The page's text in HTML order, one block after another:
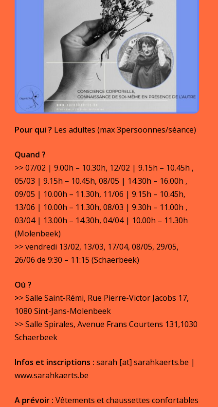
Pour qui ? Les adultes (max 3persoonnes/séance)
Quand ?
>> 07/02 | 9.00h – 10.30h, 12/02 | 9.15h – 10.45h ,
05/03 | 9.15h – 10.45h, 08/05 | 14.30h – 16.00h ,
09/05 | 10.00h – 11.30h, 11/06 | 9.15h – 10.45h,
13/06 | 10.00h – 11.30h, 08/03 | 9.30h – 11.00h ,
03/04 | 13.00h – 14.30h, 04/04 | 10.00h – 11.30h
(Molenbeek)
>> vendredi 13/02, 13/03, 17/04, 08/05, 29/05,
26/06 de 9:30 – 11:15 (Schaerbeek)
Où ?
>> Salle Saint-Rémi, Rue Pierre-Victor Jacobs 17,
1080 Sint-Jans-Molenbeek
>> Salle Spirales, Avenue Frans Courtens 131,1030
Schaerbeek
Infos et inscriptions : sarah [at] sarahkaerts.be |
www.sarahkaerts.be
A prévoir : Vêtements et chaussettes confortables